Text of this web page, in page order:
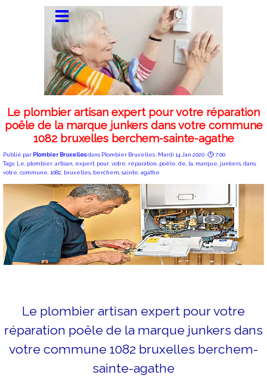
Le plombier artisan expert pour votre réparation
poêle de la marque junkers dans votre commune
1082 bruxelles berchem-sainte-agathe
Publié par Plombier Bruxellesdans Plombier Bruxelles· Mardi 14 Jan 2020 ·
7:00
Tags: Le plombier artisan expert pour votre réparation poêle de la marque junkers dans
votre commune 1082 bruxelles berchem sainte agathe
Le plombier artisan expert pour votre
réparation poêle de la marque junkers dans
votre commune 1082 bruxelles berchem-
sainte-agathe